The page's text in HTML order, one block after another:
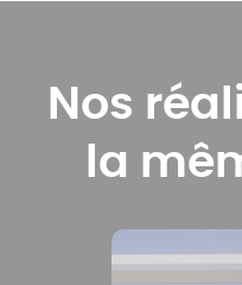
Nos
la